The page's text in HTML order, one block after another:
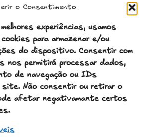
o Consentimento
experiências, usamos
para armazenar e/ou
do dispositivo. Consentir com
nos permitirá processar dados,
de navegação ou IDs
Não consentir ou retirar o
afetar negativamante certos
ultrapassar
em nenhum caso.
de
comprometem-